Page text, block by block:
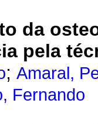
da
pela
; Amaral,
Fernando